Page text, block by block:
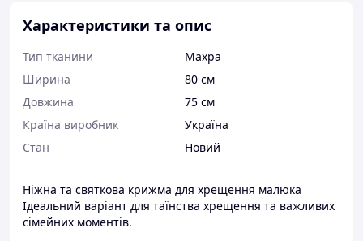
Характеристики та опис
Тип тканини
Махра
Ширина
80 см
Довжина
75 см
Країна виробник
Україна
Стан
Новий
Ніжна та святкова крижма для хрещення малюка
Ідеальний варіант для таїнства хрещення та важливих
сімейних моментів.